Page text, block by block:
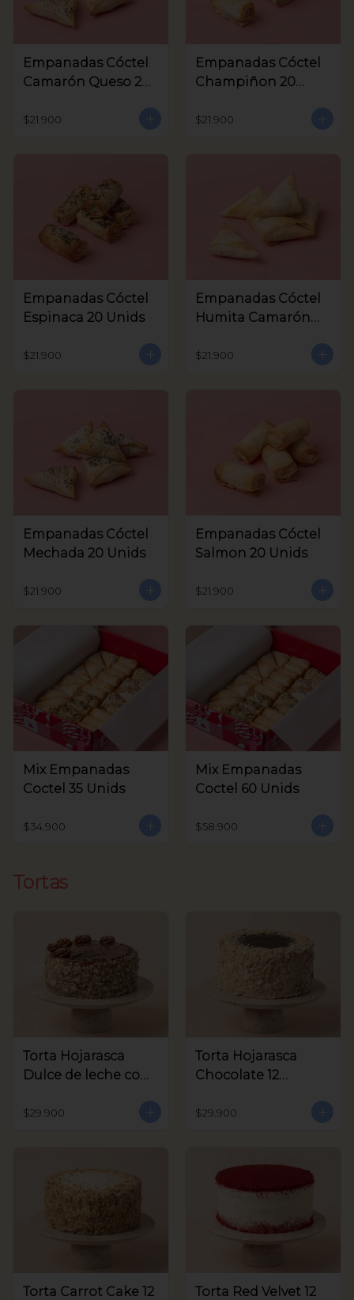
Empanadas Cóctel
Camarón Queso 20
$21.900
Empanadas Cóctel
Champiñon 20
$21.900
Empanadas Cóctel
Espinaca 20 Unids
$21.900
Empanadas Cóctel
Humita Camarón
$21.900
Empanadas Cóctel
Mechada 20 Unids
$21.900
Empanadas Cóctel
Salmon 20 Unids
$21.900
Mix Empanadas
Coctel 35 Unids
$34.900
Mix Empanadas
Coctel 60 Unids
$58.900
Tortas
Torta Hojarasca
Dulce de leche con
aprox
$29.900
Torta Hojarasca
Chocolate 12
$29.900
Torta Carrot Cake 12 Torta Red Velvet 12